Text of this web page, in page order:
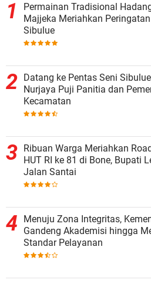
Permainan Tradisional
Majjeka Meriahkan Peringatan
Sibulue
Datang ke Pentas Seni
Nurjaya Puji Panitia dan
Kecamatan
Ribuan Warga Meriahkan
HUT RI ke 81 di Bone, Bupati
Jalan Santai
Menuju Zona Integritas,
Gandeng Akademisi hingga
Standar Pelayanan